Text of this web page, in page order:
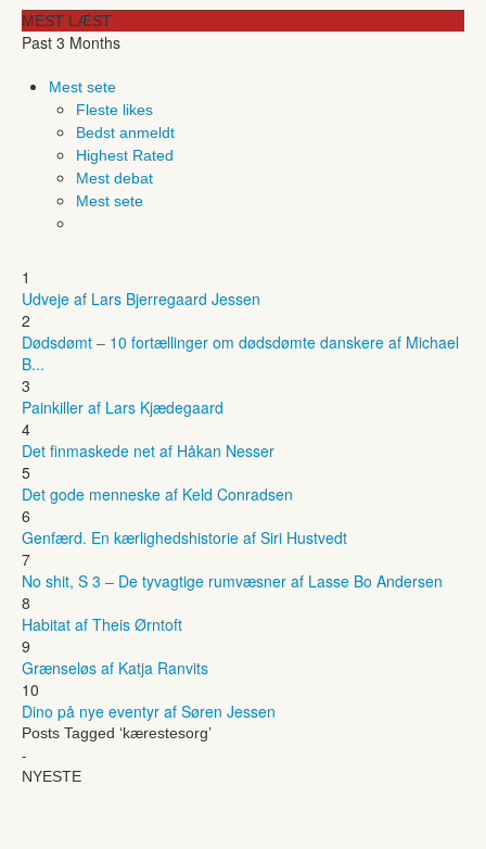
MEST LÆST
Past 3 Months
Mest sete
Fleste likes
Bedst anmeldt
Highest Rated
Mest debat
Mest sete
1
Udveje af Lars Bjerregaard Jessen
2
Dødsdømt – 10 fortællinger om dødsdømte danskere af Michael
B...
3
Painkiller af Lars Kjædegaard
4
Det finmaskede net af Håkan Nesser
5
Det gode menneske af Keld Conradsen
6
Genfærd. En kærlighedshistorie af Siri Hustvedt
7
No shit, S 3 – De tyvagtige rumvæsner af Lasse Bo Andersen
8
Habitat af Theis Ørntoft
9
Grænseløs af Katja Ranvits
10
Dino på nye eventyr af Søren Jessen
Posts Tagged ‘kærestesorg’
-
NYESTE